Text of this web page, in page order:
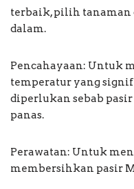
terbaik, pilih tanaman
dalam.
Pencahayaan: Untuk
temperatur yang
diperlukan sebab
panas.
Perawatan: Untuk
membersihkan pasir